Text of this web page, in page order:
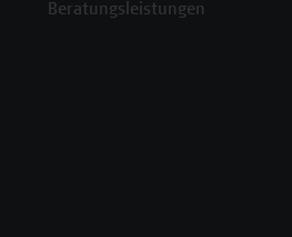
Beratungsleistungen